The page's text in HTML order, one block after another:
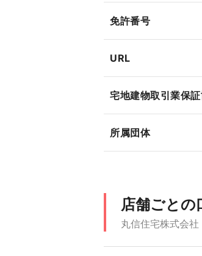
免許番号
URL
宅地建物取引業保
所属団体
店舗ごとの
丸信住宅株式会社